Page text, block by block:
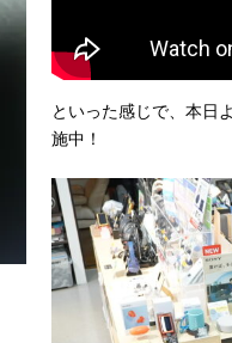
といった感じで、本日
施中！